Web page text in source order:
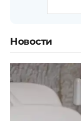
Новости